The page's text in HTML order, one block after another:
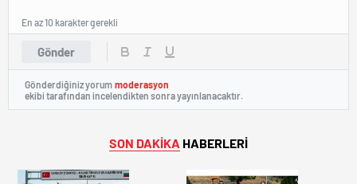
Gönder
En az 10 karakter gerekli
Gönderdiğiniz yorum moderasyon
ekibi tarafından incelendikten sonra yayınlanacaktır.
SON DAKİKA HABERLERİ